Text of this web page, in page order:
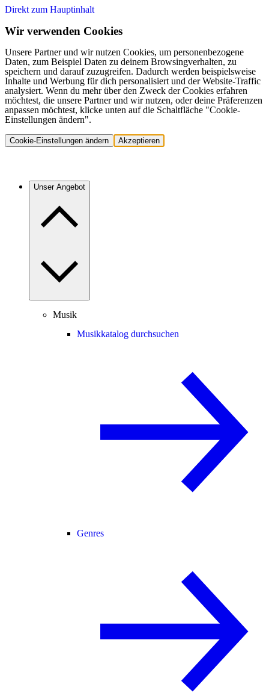
Direkt zum Hauptinhalt
Wir verwenden Cookies
Unsere Partner und wir nutzen Cookies, um personenbezogene
Daten, zum Beispiel Daten zu deinem Browsingverhalten, zu
speichern und darauf zuzugreifen. Dadurch werden beispielsweise
Inhalte und Werbung für dich personalisiert und der Website-Traffic
analysiert. Wenn du mehr über den Zweck der Cookies erfahren
möchtest, die unsere Partner und wir nutzen, oder deine Präferenzen
anpassen möchtest, klicke unten auf die Schaltfläche "Cookie-
Einstellungen ändern".
Cookie-Einstellungen ändern Akzeptieren
Unser Angebot
Musik
Musikkatalog durchsuchen
Genres